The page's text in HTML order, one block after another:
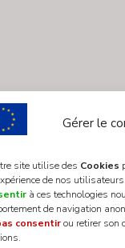
Gérer le
site utilise des Cookies
de nos utilisateurs.
à ces technologies
de navigation
consentirou retirer son